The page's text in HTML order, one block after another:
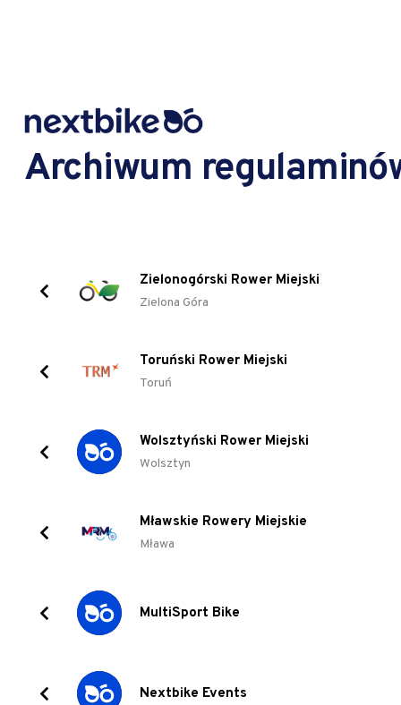
Archiwum
Zielonogórski Rower Miejski
Zielona Góra
Toruński Rower Miejski
Toruń
Wolsztyński Rower Miejski
Wolsztyn
Mławskie Rowery Miejskie
Mława
MultiSport Bike
Nextbike Events